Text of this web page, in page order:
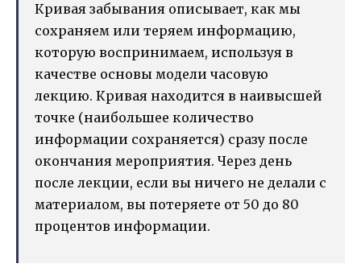
Кривая забывания описывает, как мы
сохраняем или теряем информацию,
которую воспринимаем, используя в
качестве основы модели часовую
лекцию. Кривая находится в наивысшей
точке (наибольшее количество
информации сохраняется) сразу после
окончания мероприятия. Через день
после лекции, если вы ничего не делали с
материалом, вы потеряете от 50 до 80
процентов информации.